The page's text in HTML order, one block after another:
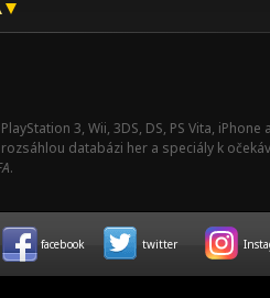
3, Wii, 3DS, DS, PS Vita,
databázi her a speciály k
.
facebook twitter